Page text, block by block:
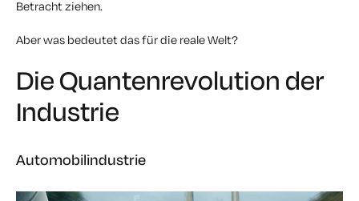
Betracht ziehen.
Aber was bedeutet das für die reale Welt?
Die Quantenrevolution der
Industrie
Automobilindustrie